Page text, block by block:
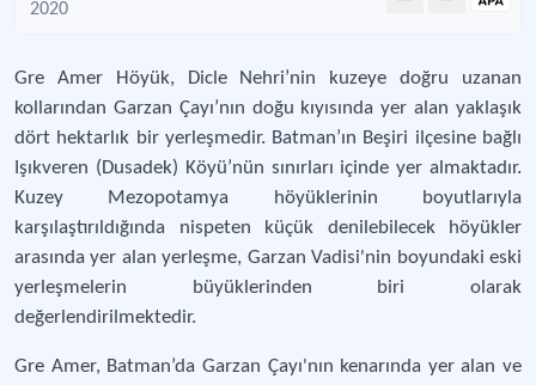
2020
Gre Amer Höyük, Dicle Nehri’nin kuzeye doğru uzanan
kollarından Garzan Çayı’nın doğu kıyısında yer alan yaklaşık
dört hektarlık bir yerleşmedir. Batman’ın Beşiri ilçesine bağlı
Işıkveren (Dusadek) Köyü’nün sınırları içinde yer almaktadır.
Kuzey Mezopotamya höyüklerinin boyutlarıyla
karşılaştırıldığında nispeten küçük denilebilecek höyükler
arasında yer alan yerleşme, Garzan Vadisi'nin boyundaki eski
yerleşmelerin büyüklerinden biri olarak
değerlendirilmektedir.
Gre Amer, Batman’da Garzan Çayı'nın kenarında yer alan ve